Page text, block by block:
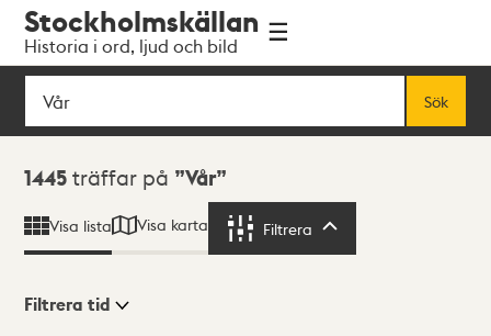
navigationen
huvudinnehållet
Stockholmskällan
Historia i ord, ljud och bild
Sök
Sök
Sökresultat
1445 träffar på Vår
Visa lista Visa karta Filtrera
Filtrera tid